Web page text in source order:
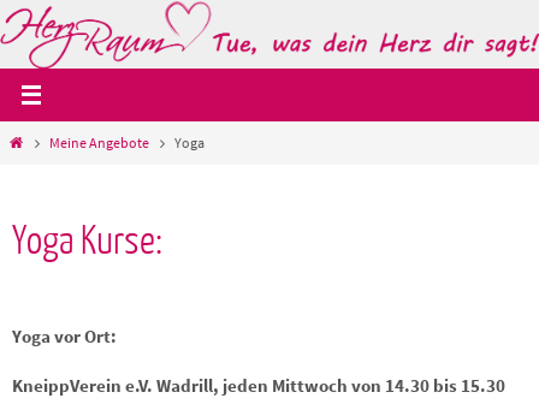
Zum
Inhalt
springen
StartMeine Angebote Yoga
Yoga Kurse:
Yoga vor Ort:
KneippVerein e.V. Wadrill, jeden Mittwoch von 14.30 bis 15.30